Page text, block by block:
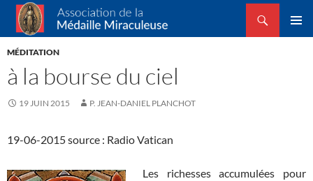
Association de la Médaille Miraculeuse
Recherche
ALLER
AU
MÉDITATION
à la bourse du ciel
19 JUIN 2015 P. JEAN-DANIEL PLANCHOT
19-06-2015 source : Radio Vatican
Les richesses accumulées pour